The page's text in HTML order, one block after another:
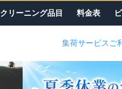
クリーニング品目 料金表
集荷サービスご